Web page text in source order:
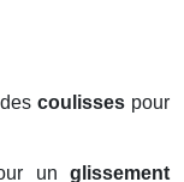
coulisses pour
unglissement